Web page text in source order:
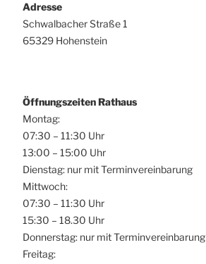
Adresse
Schwalbacher Straße 1
65329 Hohenstein
Öffnungszeiten Rathaus
Montag:
07:30 – 11:30 Uhr
13:00 – 15:00 Uhr
Dienstag: nur mit Terminvereinbarung
Mittwoch:
07:30 – 11:30 Uhr
15:30 – 18.30 Uhr
Donnerstag: nur mit Terminvereinbarung
Freitag: